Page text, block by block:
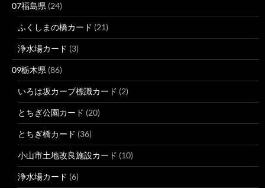
07福島県 (24)
ふくしまの橋カード (21)
浄水場カード (3)
09栃木県 (86)
いろは坂カーブ標識カード (2)
とちぎ公園カード (20)
とちぎ橋カード (36)
小山市土地改良施設カード (10)
浄水場カード (6)